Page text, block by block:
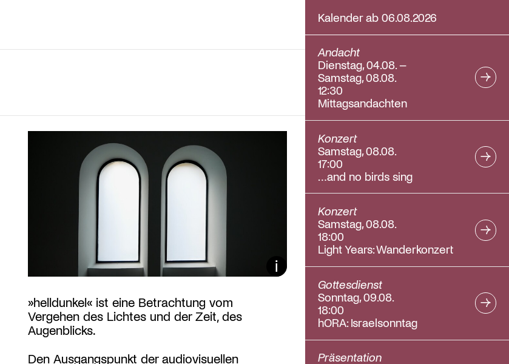
Bildunterschrift ein/
»helldunkel« ist eine Betrachtung vom
Vergehen des Lichtes und der Zeit, des
Augenblicks.
Den Ausgangspunkt der audiovisuellen
Kalender ab 06.08.2026
Andacht
Dienstag, 04.08. –
Samstag, 08.08.
12:30
Mittagsandachten
Konzert
Samstag, 08.08.
17:00
…and no birds sing
Konzert
Samstag, 08.08.
18:00
Light Years: Wanderkonzert
Gottesdienst
Sonntag, 09.08.
18:00
hORA: Israelsonntag
Präsentation